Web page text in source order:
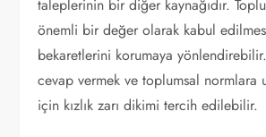
taleplerinin bir diğer kaynağıdır.
önemli bir değer olarak kabul
bekaretlerini korumaya
cevap vermek ve toplumsal normlara
için kızlık zarı dikimi tercih edilebilir.